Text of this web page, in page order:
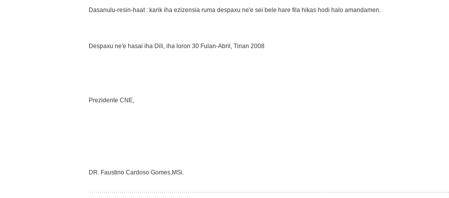
Dasanulu-resin-haat : karik iha ezizensia ruma despaxu ne'e sei bele hare fila hikas hodi halo amandamen.
Despaxu ne'e hasai iha Dili, iha loron 30 Fulan-Abril, Tinan 2008
Prezidente CNE,
DR. Faustino Cardoso Gomes,MSi.